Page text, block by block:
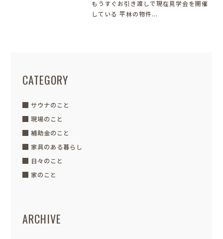
もうすぐお引き渡しで現在見学会を開催
している 平林の物件...
CATEGORY
サウナのこと
現場のこと
補助金のこと
家具のある暮らし
日々のこと
家のこと
ARCHIVE